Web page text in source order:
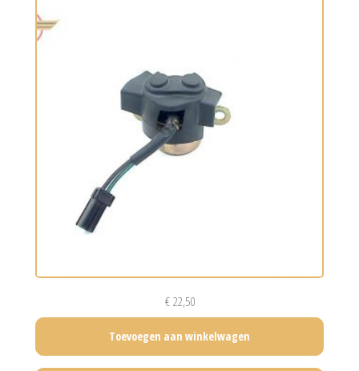
€22,50
Toevoegen aan winkelwagen